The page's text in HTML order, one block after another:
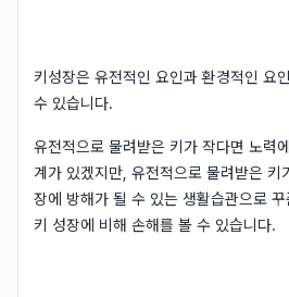
키성장은 유전적인 요인과 환경적인 요
수 있습니다.
유전적으로 물려받은 키가 작다면 노력
계가 있겠지만, 유전적으로 물려받은 키
장에 방해가 될 수 있는 생활습관으로
키 성장에 비해 손해를 볼 수 있습니다.